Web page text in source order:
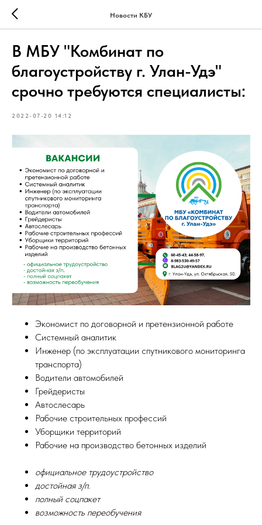
Новости КБУ
В МБУ "Комбинат по
благоустройству г. Улан-Удэ"
срочно требуются специалисты:
2022-07-20 14:12
Экономист по договорной и претензионной работе
Системный аналитик
Инженер (по эксплуатации спутникового мониторинга
транспорта)
Водители автомобилей
Грейдеристы
Автослесарь
Рабочие строительных профессий
Уборщики территорий
Рабочие на производство бетонных изделий
официальное трудоустройство
достойная з/п.
полный соцпакет
возможность переобучения